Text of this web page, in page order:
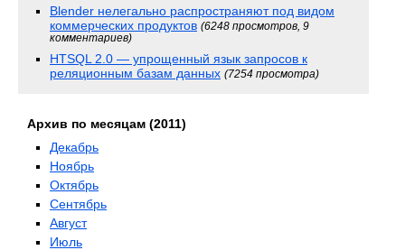
Blender нелегально распространяют под видом
коммерческих продуктов (6248 просмотров, 9
комментариев)
HTSQL 2.0 — упрощенный язык запросов к
реляционным базам данных (7254 просмотра)
Архив по месяцам (2011)
Декабрь
Ноябрь
Октябрь
Сентябрь
Август
Июль